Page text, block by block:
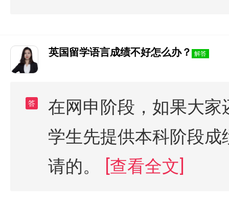
英国留学语言成绩不好怎么办？ 解答
答
在网申阶段，如果大
学生先提供本科阶段
请的。
[查看全文]